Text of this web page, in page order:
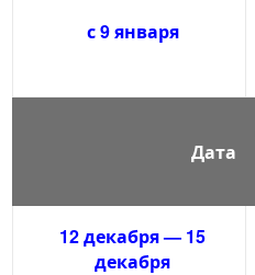
с 9 января
Дата
12 декабря — 15
декабря